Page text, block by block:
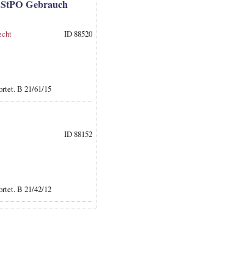
Gebrauch
ID 88520
B 21/61/15
ID 88152
B 21/42/12